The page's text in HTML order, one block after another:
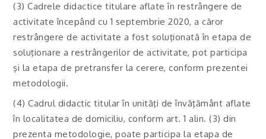
(3) Cadrele didactice titulare aflate în restrângere de
activitate începând cu 1 septembrie 2020, a căror
restrângere de activitate a fost soluţionată în etapa de
soluţionare a restrângerilor de activitate, pot participa
şi la etapa de pretransfer la cerere, conform prezentei
metodologii.
(4) Cadrul didactic titular în unităţi de învăţământ aflate
în localitatea de domiciliu, conform art. 1 alin. (3) din
prezenta metodologie, poate participa la etapa de